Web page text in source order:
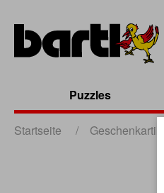
Puzzles
Startseite / Geschenkartikel